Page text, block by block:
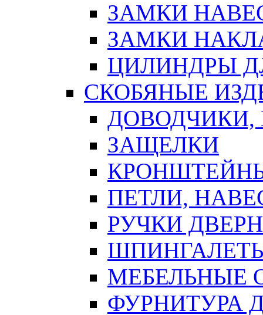
ЗАМКИ
ЗАМКИ
ЦИЛИНДРЫ
СКОБЯНЫЕ
ЗАЩЕЛКИ
ПЕТЛИ,
РУЧКИ
МЕБЕЛЬНЫЕ
ФУРНИТУРА